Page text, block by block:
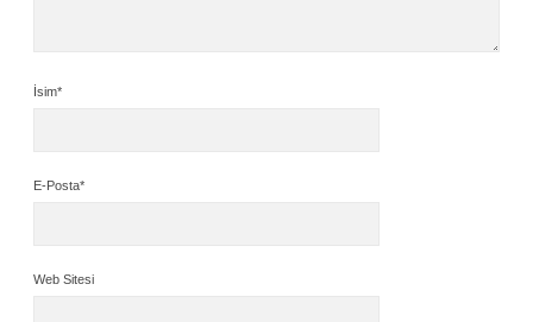
İsim*
E-Posta*
Web Sitesi